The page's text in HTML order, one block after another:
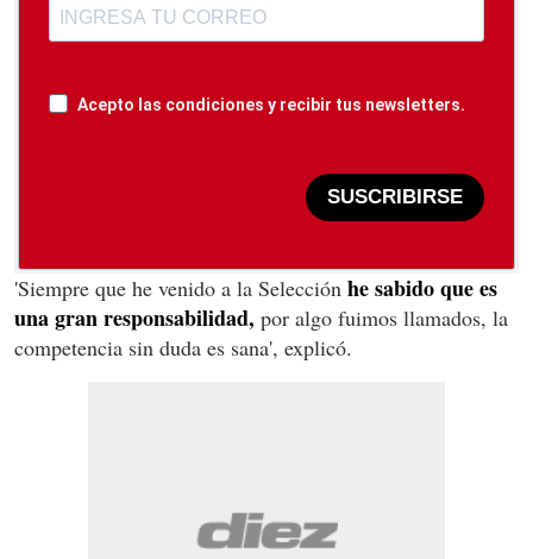
Acepto las condiciones y recibir tus newsletters.
SUSCRIBIRSE
'Siempre que he venido a la Selección he sabido que es
una gran responsabilidad, por algo fuimos llamados, la
competencia sin duda es sana', explicó.